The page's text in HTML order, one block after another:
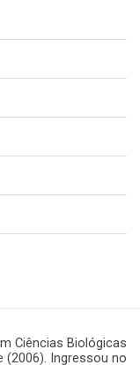
Ciências Biológicas
(2006). Ingressou no